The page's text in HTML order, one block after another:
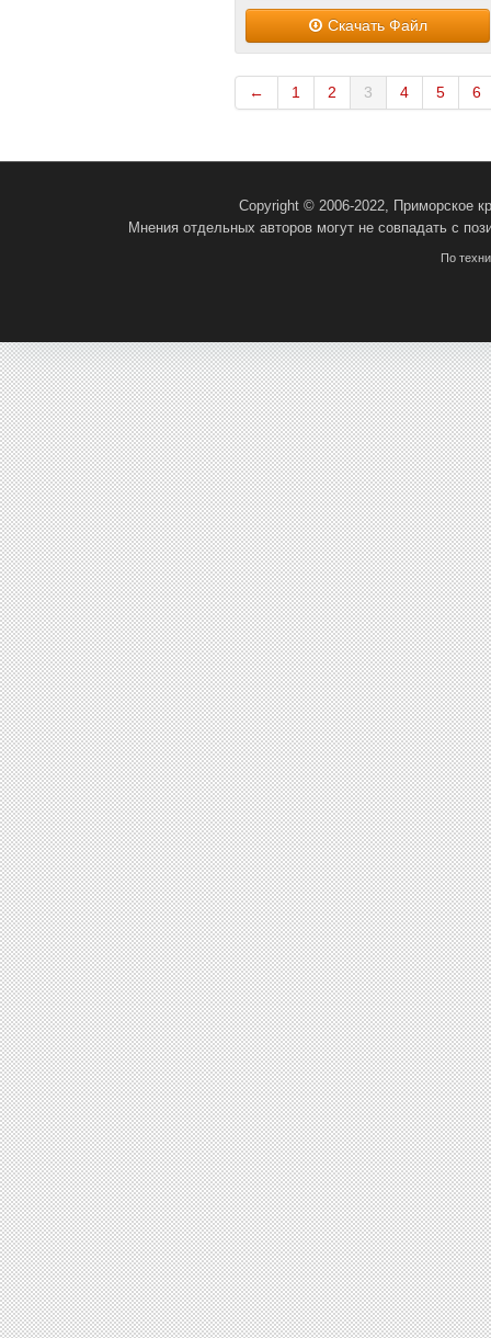
Скачать Файл
← 1 2 3 4 5 6
Copyright © 2006-2022, Приморское
Мнения отдельных авторов могут не совпадать с
По